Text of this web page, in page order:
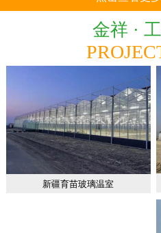
金祥 ·
新疆育苗玻璃温室